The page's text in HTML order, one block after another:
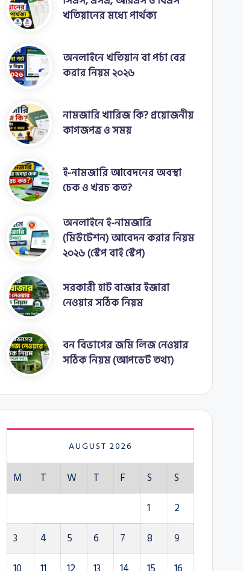
খতিয়ানের মধ্যে পার্থক্য
অনলাইনে খতিয়ান বা পর্চা বের
করার নিয়ম ২০২৬
নামজারি খারিজ কি? প্রয়োজনীয়
কাগজপত্র ও সময়
ই-নামজারি আবেদনের অবস্থা
চেক ও খরচ কত?
অনলাইনে ই-নামজারি
(মিউটেশন) আবেদন করার নিয়ম
২০২৬ (স্টেপ বাই স্টেপ)
সরকারী হাট বাজার ইজারা
নেওয়ার সঠিক নিয়ম
বন বিভাগের জমি লিজ নেওয়ার
সঠিক নিয়ম (আপডেট তথ্য)
AUGUST 2026
M T W T F S
S
1
2
3
4 5 6 7 8
9